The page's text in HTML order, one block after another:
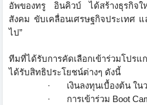
อัพของทรู อินคิวบ์ ได้สร้างธุรกิจ
สังคม ขับเคลื่อนเศรษฐกิจประเทศ
ไป”
ทีมที่ได้รับการคัดเลือกเข้าร่วมโปรแ
ได้รับสิทธิประโยชน์ต่างๆ ดังนี้
· เงินลงทุนเบื้องต้น ใน
· การเข้าร่วม Boot